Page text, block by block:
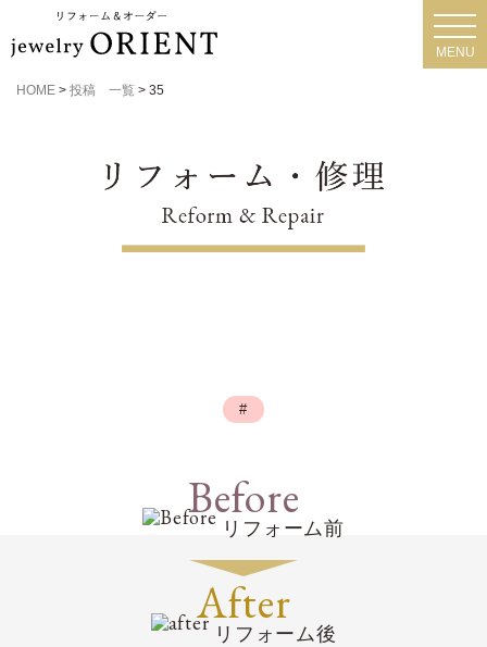
MENU
HOME > 投稿 一覧 > 35
#
Before
リフォーム前
After
リフォーム後